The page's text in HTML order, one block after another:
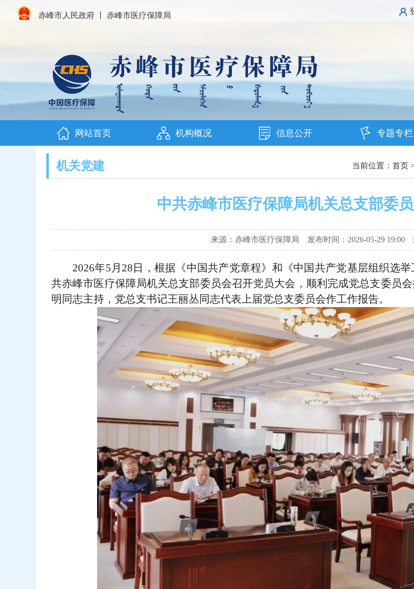
赤峰市人民政府 赤峰市医疗保障局
网站首页 机构概况 信息公开 专题专栏
当前位置： 首页
机关党建
中共赤峰市医疗保障局机关总支部委
来源：赤峰市医疗保障局 发布时间：2026-05-29 19:00
2026年5月28日，根据《中国共产党章程》和《中国共产党基层组织选
共赤峰市医疗保障局机关总支部委员会召开党员大会，顺利完成党总支委员
明同志主持，党总支书记王丽丛同志代表上届党总支委员会作工作报告。